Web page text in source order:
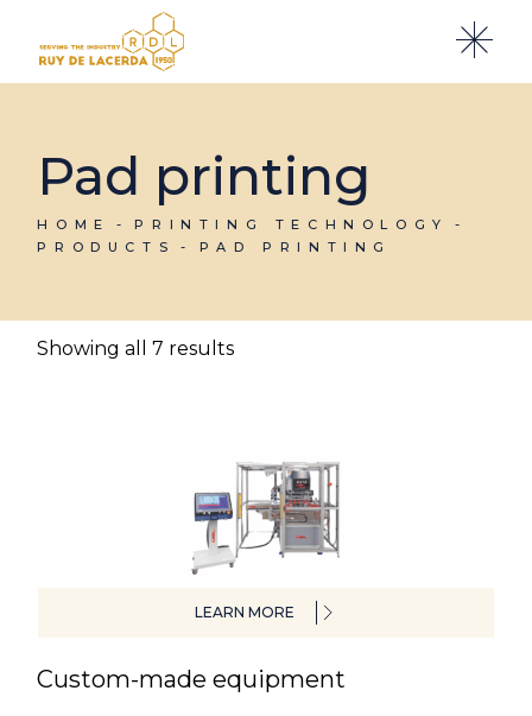
content
Pad printing
HOME
PRINTING TECHNOLOGY
PRODUCTS
PAD PRINTING
Showing all 7 results
LEARN MORE
Custom-made equipment